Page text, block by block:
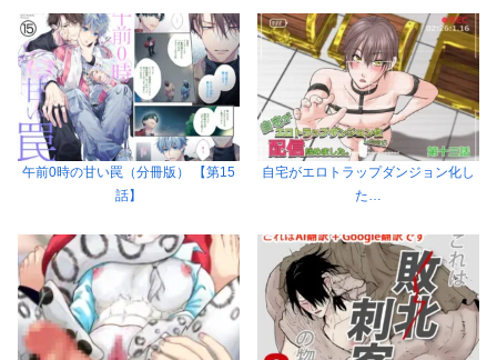
午前0時の甘い罠（分冊版） 【第15
話】
自宅がエロトラップダンジョン化し
た…